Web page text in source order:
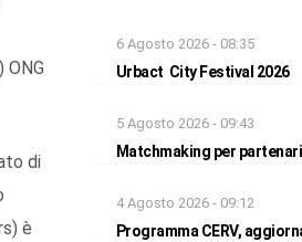
di
è
6 Agosto 2026 - 08:35
Urbact City Festival 2026
5 Agosto 2026 - 09:43
Matchmaking per
4 Agosto 2026 - 09:12
Programma CERV,